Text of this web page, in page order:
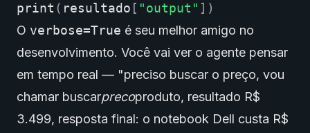
print ( resultado [ "output" ])
O verbose=True é seu melhor amigo no
desenvolvimento. Você vai ver o agente pensar
em tempo real — "preciso buscar o preço, vou
chamar buscarprecoproduto, resultado R$
3.499, resposta final: o notebook Dell custa R$